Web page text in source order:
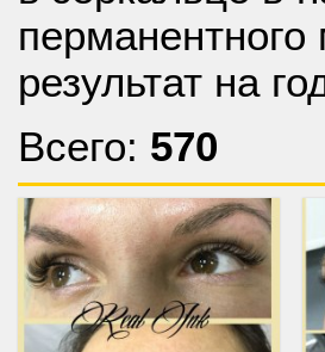
результат на
Всего: 570